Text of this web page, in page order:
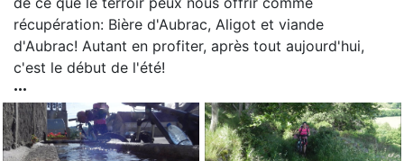
récupération: Bière d'Aubrac, Aligot et viande
d'Aubrac! Autant en profiter, après tout aujourd'hui,
c'est le début de l'été!